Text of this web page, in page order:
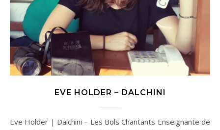
EVE HOLDER – DALCHINI
Eve Holder | Dalchini – Les Bols Chantants Enseignante de